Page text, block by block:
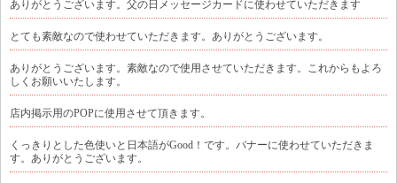
ありがとうございます。父の日メッセージカードに使わせていただきます
とても素敵なので使わせていただきます。ありがとうございます。
ありがとうございます。素敵なので使用させていただきます。これからもよろ
しくお願いいたします。
店内掲示用のPOPに使用させて頂きます。
くっきりとした色使いと日本語がGood！です。バナーに使わせていただきま
す。ありがとうございます。